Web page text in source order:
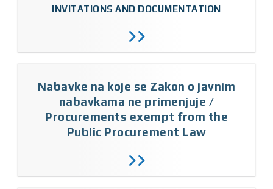
INVITATIONS AND DOCUMENTATION
Nabavke na koje se Zakon o javnim
nabavkama ne primenjuje /
Procurements exempt from the
Public Procurement Law